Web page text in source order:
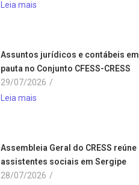
Leia mais
Assuntos jurídicos e contábeis em
pauta no Conjunto CFESS-CRESS
29/07/2026 /
Leia mais
Assembleia Geral do CRESS reúne
assistentes sociais em Sergipe
28/07/2026 /